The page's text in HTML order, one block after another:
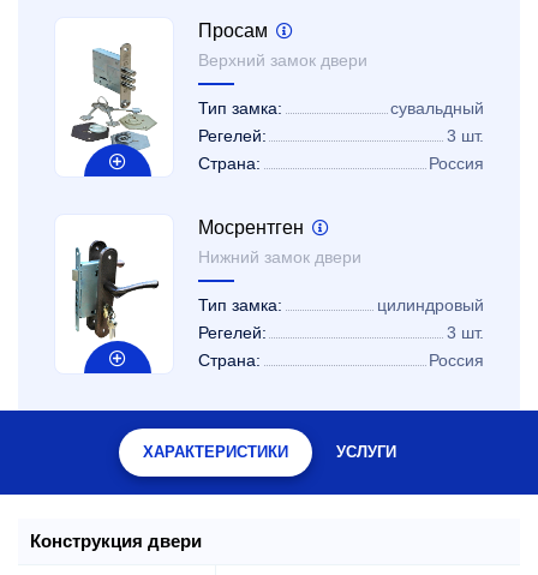
Просам
Верхний замок двери
Тип замка:
сувальдный
Регелей:
3 шт.
Страна:
Россия
Мосрентген
Нижний замок двери
Тип замка:
цилиндровый
Регелей:
3 шт.
Страна:
Россия
ХАРАКТЕРИСТИКИ УСЛУГИ
Конструкция двери